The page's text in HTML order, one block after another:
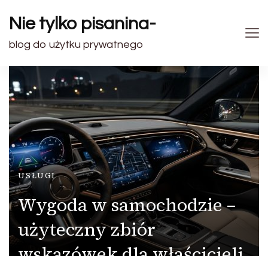
Nie tylko pisanina-
blog do użytku prywatnego
USŁUGI
Wygoda w samochodzie –
użyteczny zbiór